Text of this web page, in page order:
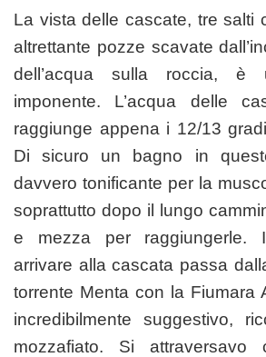
La vista delle cascate, tre salti
altrettante pozze scavate
dell’acqua sulla roccia, è
imponente. L’acqua delle
raggiunge appena i 12/13
Di sicuro un bagno in
davvero tonificante per la
soprattutto dopo il lungo
e mezza per raggiungerle.
arrivare alla cascata passa
torrente Menta con la Fiumara
incredibilmente suggestivo,
mozzafiato. Si attraversavo